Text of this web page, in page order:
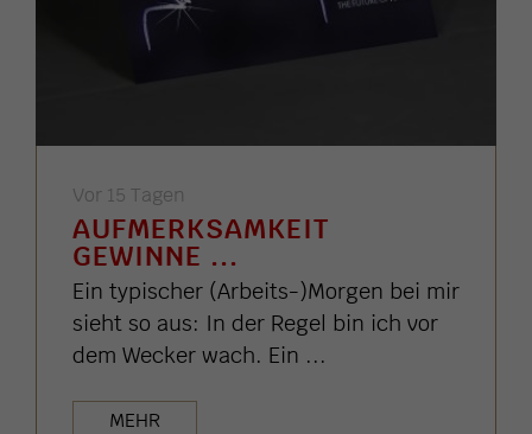
Vor 15 Tagen
AUFMERKSAMKEIT
GEWINNE ...
Ein typischer (Arbeits-)Morgen bei mir
sieht so aus: In der Regel bin ich vor
dem Wecker wach. Ein ...
MEHR